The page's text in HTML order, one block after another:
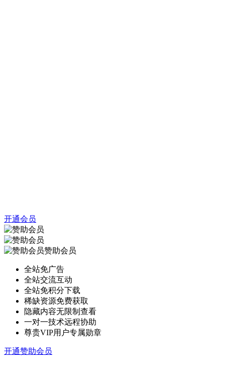
开通会员
赞助会员
全站免广告
全站交流互动
全站免积分下载
稀缺资源免费获取
隐藏内容无限制查看
一对一技术远程协助
尊贵VIP用户专属勋章
开通赞助会员